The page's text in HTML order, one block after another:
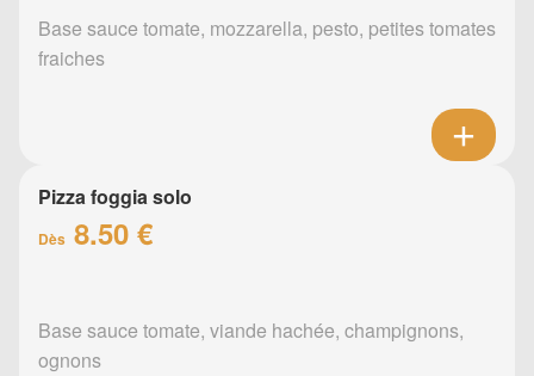
Base sauce tomate, mozzarella, pesto, petites tomates
fraiches
Pizza foggia solo
Dès 8.50 €
Base sauce tomate, viande hachée, champignons,
ognons